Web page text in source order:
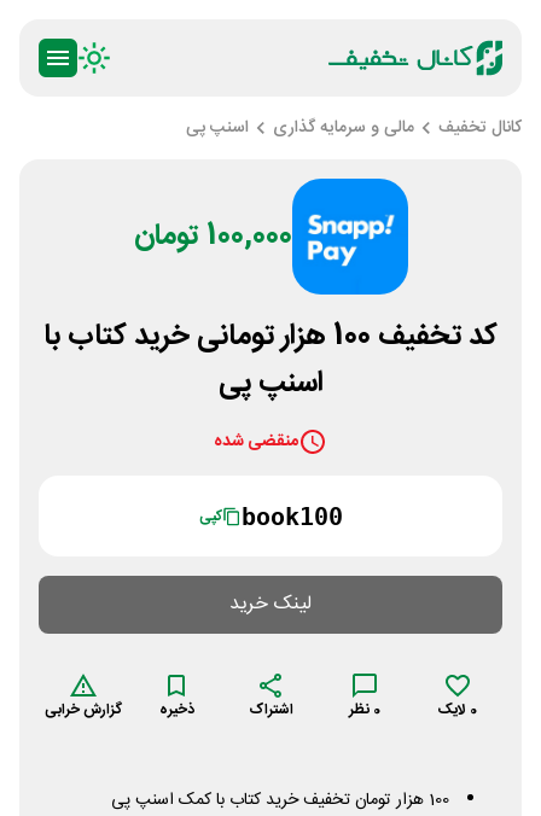
کانال تخفیف مالی و سرمایه گذاری اسنپ پی
100,000 تومان
کد تخفیف 100 هزار تومانی خرید کتاب با
اسنپ پی
منقضی شده
book100 کپی
لینک خرید
0 لایک 0 نظر اشتراک ذخیره گزارش خرابی
100 هزار تومان تخفیف خرید کتاب با کمک اسنپ پی